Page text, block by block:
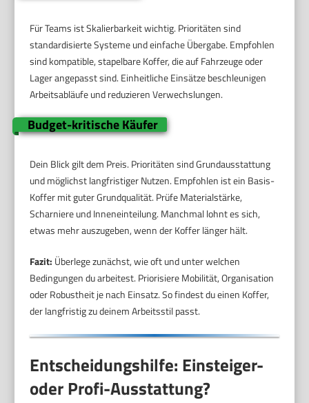
Für Teams ist Skalierbarkeit wichtig. Prioritäten sind
standardisierte Systeme und einfache Übergabe. Empfohlen
sind kompatible, stapelbare Koffer, die auf Fahrzeuge oder
Lager angepasst sind. Einheitliche Einsätze beschleunigen
Arbeitsabläufe und reduzieren Verwechslungen.
Budget-kritische Käufer
Dein Blick gilt dem Preis. Prioritäten sind Grundausstattung
und möglichst langfristiger Nutzen. Empfohlen ist ein Basis-
Koffer mit guter Grundqualität. Prüfe Materialstärke,
Scharniere und Inneneinteilung. Manchmal lohnt es sich,
etwas mehr auszugeben, wenn der Koffer länger hält.
Fazit: Überlege zunächst, wie oft und unter welchen
Bedingungen du arbeitest. Priorisiere Mobilität, Organisation
oder Robustheit je nach Einsatz. So findest du einen Koffer,
der langfristig zu deinem Arbeitsstil passt.
Entscheidungshilfe: Einsteiger-
oder Profi-Ausstattung?